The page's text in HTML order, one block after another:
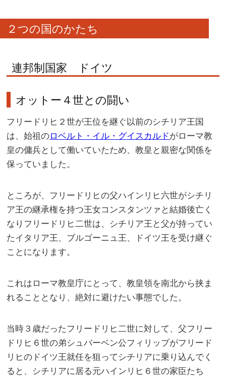
２つの国のかたち
連邦制国家 ドイツ
オットー４世との闘い
フリードリヒ２世が王位を継ぐ以前のシチリア王国
は、始祖のロベルト・イル・グイスカルドがローマ教
皇の傭兵として働いていたため、教皇と親密な関係を
保っていました。
ところが、フリードリヒの父ハインリヒ六世がシチリ
ア王の継承権を持つ王女コンスタンツァと結婚後亡く
なりフリードリヒ二世は、シチリア王と父が持ってい
たイタリア王、ブルゴーニュ王、ドイツ王を受け継ぐ
ことになります。
これはローマ教皇庁にとって、教皇領を南北から挟ま
れることとなり、絶対に避けたい事態でした。
当時３歳だったフリードリヒ二世に対して、父フリー
ドリヒ６世の弟シュバーベン公フィリップがフリード
リヒのドイツ王就任を狙ってシチリアに乗り込んでく
ると、シチリアに居る元ハインリヒ６世の家臣たち